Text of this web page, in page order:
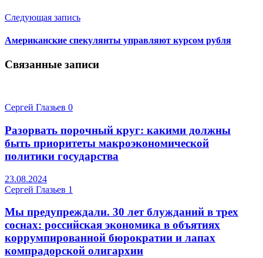
Следующая запись
Американские спекулянты управляют курсом рубля
Связанные записи
Сергей Глазьев 0
Разорвать порочный круг: какими должны
быть приоритеты макроэкономической
политики государства
23.08.2024
Сергей Глазьев 1
Мы предупреждали. 30 лет блужданий в трех
соснах: российская экономика в объятиях
коррумпированной бюрократии и лапах
компрадорской олигархии